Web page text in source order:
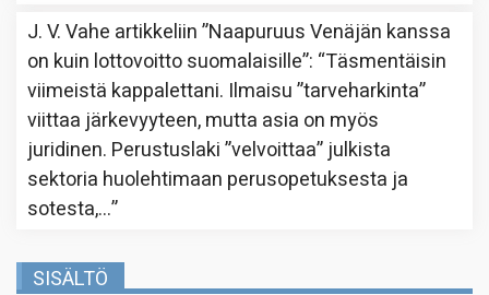
J. V. Vahe artikkeliin”Naapuruus Venäjän kanssa
on kuin lottovoitto suomalaisille”: “Täsmentäisin
viimeistä kappalettani. Ilmaisu ”tarveharkinta”
viittaa järkevyyteen, mutta asia on myös
juridinen. Perustuslaki ”velvoittaa” julkista
sektoria huolehtimaan perusopetuksesta ja
sotesta,…”
SISÄLTÖ